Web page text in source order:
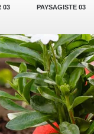
03 PAYSAGISTE 03